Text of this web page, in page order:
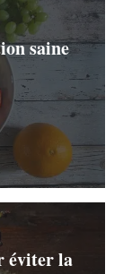
saine
éviter la